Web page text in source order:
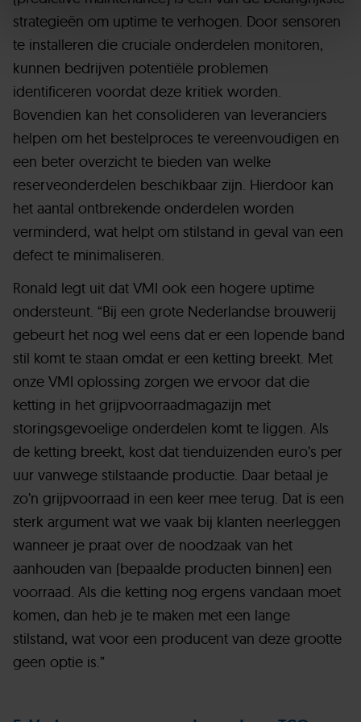
strategieën om uptime te verhogen. Door sensoren
te installeren die cruciale onderdelen monitoren,
kunnen bedrijven potentiële problemen
identificeren voordat deze kritiek worden.
Bovendien kan het consolideren van leveranciers
helpen om het bestelproces te vereenvoudigen en
een beter overzicht te bieden van welke
reserveonderdelen beschikbaar zijn. Hierdoor kan
het aantal ontbrekende onderdelen worden
verminderd, wat helpt om stilstand in geval van een
defect te minimaliseren.
Ronald legt uit dat VMI ook een hogere uptime
ondersteunt. “Bij een grote Nederlandse brouwerij
gebeurt het nog wel eens dat er een lopende band
stil komt te staan omdat er een ketting breekt. Met
onze VMI oplossing zorgen we ervoor dat die
ketting in het grijpvoorraadmagazijn met
storingsgevoelige onderdelen komt te liggen. Als
de ketting breekt, kost dat tienduizenden euro’s per
uur vanwege stilstaande productie. Daar betaal je
zo’n grijpvoorraad in een keer mee terug. Dat is een
sterk argument wat we vaak bij klanten neerleggen
wanneer je praat over de noodzaak van het
aanhouden van (bepaalde producten binnen) een
voorraad. Als die ketting nog ergens vandaan moet
komen, dan heb je te maken met een lange
stilstand, wat voor een producent van deze grootte
geen optie is.”